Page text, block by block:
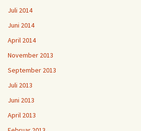
Juli 2014
Juni 2014
April 2014
November 2013
September 2013
Juli 2013
Juni 2013
April 2013